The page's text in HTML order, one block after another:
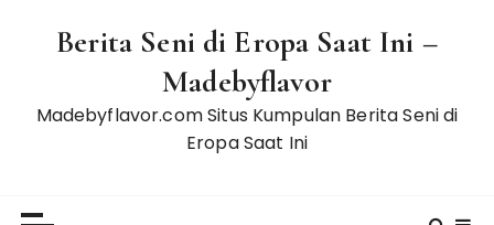
Berita Seni di Eropa Saat Ini –
Madebyflavor
Madebyflavor.com Situs Kumpulan Berita Seni di
Eropa Saat Ini